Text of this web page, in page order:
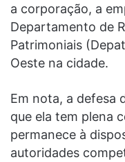
a corporação, a
Departamento de
Patrimoniais
Oeste na cidade.
Em nota, a defesa
que ela tem plena
permanece à
autoridades